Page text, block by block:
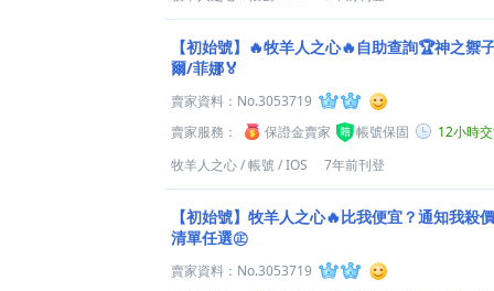
【初始號】🔥牧羊人之心🔥自助查詢🏆神之禦
爾/菲娜🏅
賣家資料： No.3053719
賣家服務：
保證金賣家 帳號保固
12小時
牧羊人之心/帳號/IOS 7年前刊登
【初始號】牧羊人之心🔥比我便宜？通知我殺
清單任選㊣
賣家資料： No.3053719